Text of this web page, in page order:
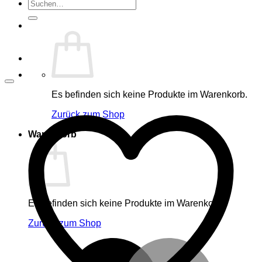
Suche
nach:
Es befinden sich keine Produkte im Warenkorb.
Zurück zum Shop
Warenkorb
Es befinden sich keine Produkte im Warenkorb.
Zurück zum Shop